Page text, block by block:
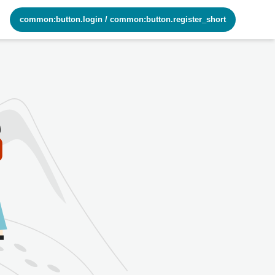
common:button.login / common:button.register_short